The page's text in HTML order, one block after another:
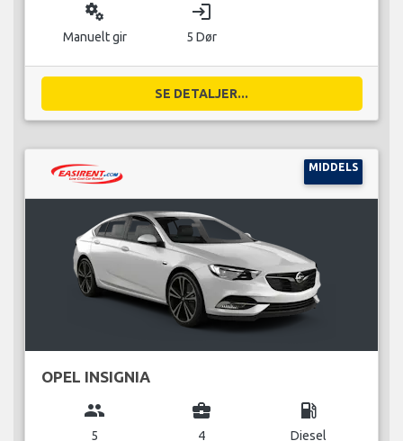
miscellaneous_services
Manuelt gir
login
5 Dør
SE DETALJER...
MIDDELS
OPEL INSIGNIA
group
5
business_center
4
local_gas_station
Diesel